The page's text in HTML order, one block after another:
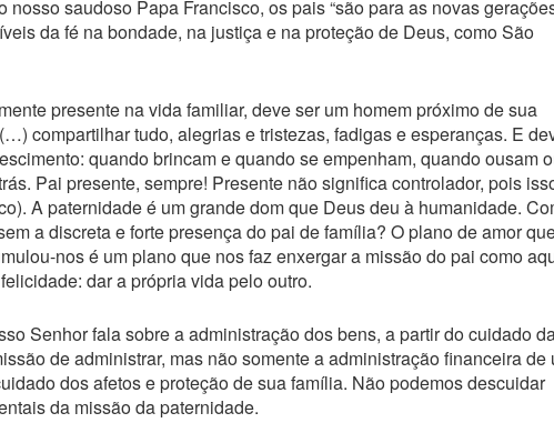
saudoso Papa Francisco, os pais “são para as novas
da fé na bondade, na justiça e na proteção de Deus, como São
presente na vida familiar, deve ser um homem próximo de sua
compartilhar tudo, alegrias e tristezas, fadigas e esperanças. E
quando brincam e quando se empenham, quando ousam
Pai presente, sempre! Presente não significa controlador, pois
A paternidade é um grande dom que Deus deu à humanidade.
a discreta e forte presença do pai de família? O plano de amor
nos é um plano que nos faz enxergar a missão do pai como
dar a própria vida pelo outro.
Senhor fala sobre a administração dos bens, a partir do cuidado
de administrar, mas não somente a administração financeira de
dos afetos e proteção de sua família. Não podemos descuidar
da missão da paternidade.